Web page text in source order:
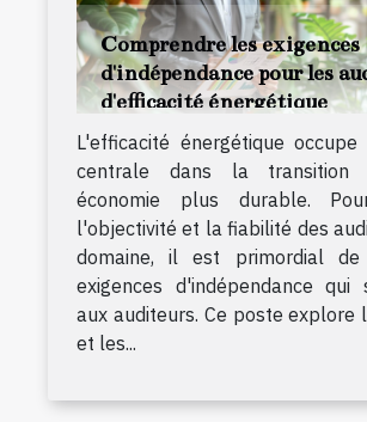
Comprendre les exigences
d'indépendance pour les
d'efficacité énergétique
L'efficacité énergétique
centrale dans la transition
économie plus durable.
l'objectivité et la fiabilité des
domaine, il est primordial
exigences d'indépendance qui
aux auditeurs. Ce poste explore
et les...